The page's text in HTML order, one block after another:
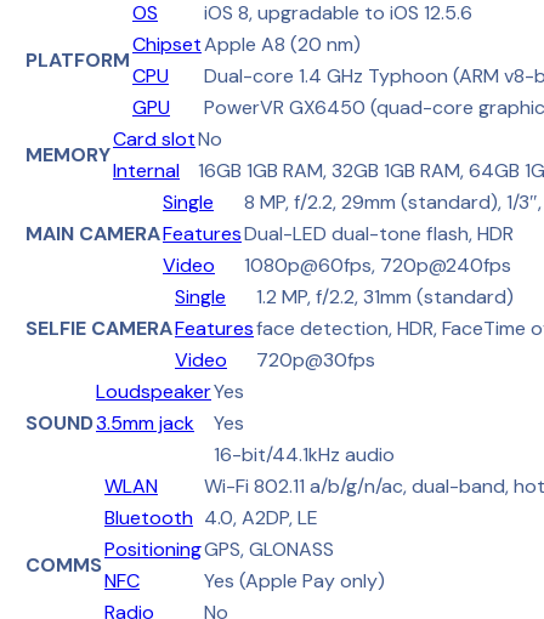
PLATFORM
OS
iOS 8, upgradable to iOS 12.5.6
ChipsetApple A8 (20 nm)
CPU
Dual-core 1.4 GHz Typhoon (ARM v8-
GPU
PowerVR GX6450 (quad-core
MEMORY
Card slotNo
Internal
16GB 1GB RAM, 32GB 1GB RAM, 64GB
MAIN CAMERA
Single
8 MP, f/2.2, 29mm (standard), 1/3″,
FeaturesDual-LED dual-tone flash, HDR
Video
1080p@60fps, 720p@240fps
SELFIE CAMERA
Single
1.2 MP, f/2.2, 31mm (standard)
Featuresface detection, HDR, FaceTime
Video
720p@30fps
SOUND
LoudspeakerYes
3.5mm jack
Yes
16-bit/44.1kHz audio
COMMS
WLAN
Wi-Fi 802.11 a/b/g/n/ac, dual-band,
Bluetooth 4.0, A2DP, LE
PositioningGPS, GLONASS
NFC
Yes (Apple Pay only)
Radio
No